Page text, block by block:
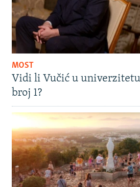
MOST
Vidi li Vučić u
broj 1?